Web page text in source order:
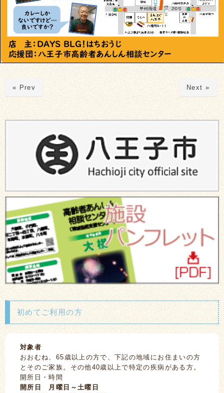
« Prev Next »
初めてご利用の方
対象者
おおむね、65歳以上の方で、下記の地域にお住まいの方
とそのご家族。その他40歳以上で特定の疾病がある方。
開所日・時間
開所日 月曜日～土曜日